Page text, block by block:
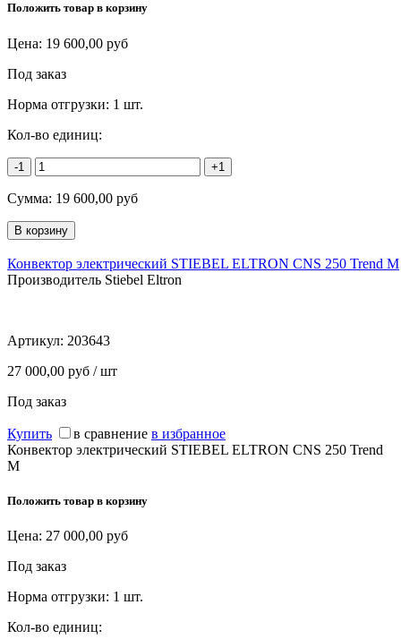
Положить товар в корзину
Цена: 19 600,00 руб
Под заказ
Норма отгрузки: 1 шт.
Кол-во единиц:
-1 +1
Сумма: 19 600,00 руб
Конвектор электрический STIEBEL ELTRON CNS 250 Trend M
Производитель Stiebel Eltron
Артикул: 203643
27 000,00 руб / шт
Под заказ
Купить в сравнение в избранное
Конвектор электрический STIEBEL ELTRON CNS 250 Trend
M
Положить товар в корзину
Цена: 27 000,00 руб
Под заказ
Норма отгрузки: 1 шт.
Кол-во единиц: